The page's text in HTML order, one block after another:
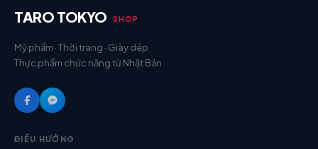
TARO TOKYO SHOP
Mỹ phẩm · Thời trang · Giày dép
Thực phẩm chức năng từ Nhật Bản
ĐIỀU HƯỚNG